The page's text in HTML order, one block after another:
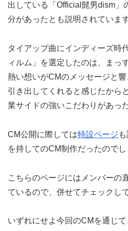
出している「Official髭男dism」
分があったとも説明されていま
タイアップ曲にインディーズ時
ィルム」を選定したのは、まっ
熱い想いがCMのメッセージと
引き出してくれると感じたから
業サイドの強いこだわりがあっ
CM公開に際しては特設ページ
を持してのCM制作だったのでし
こちらのページにはメンバーの
ているので、併せてチェックし
いずれにせよ今回のCMを通じて